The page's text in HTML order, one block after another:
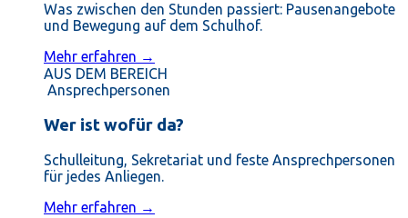
Was zwischen den Stunden passiert: Pausenangebote
und Bewegung auf dem Schulhof.
Mehr erfahren →
AUS DEM BEREICH
Ansprechpersonen
Wer ist wofür da?
Schulleitung, Sekretariat und feste Ansprechpersonen
für jedes Anliegen.
Mehr erfahren →